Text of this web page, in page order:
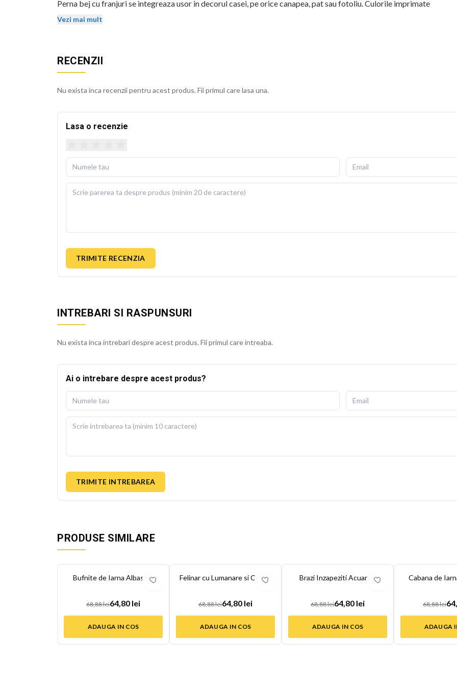
Perna bej cu franjuri se integreaza usor in decorul casei, pe orice canapea, pat sau fotoliu. Culorile imprimate
isi mentin stralucirea si dupa spalari repetate.
cm.
Vezi mai mult
RECENZII
Nu exista inca recenzii pentru acest produs. Fii primul care lasa una.
Lasa o recenzie
TRIMITE RECENZIA
INTREBARI SI RASPUNSURI
Nu exista inca intrebari despre acest produs. Fii primul care intreaba.
Ai o intrebare despre acest produs?
TRIMITE INTREBAREA
PRODUSE SIMILARE
%Bufnite de Iarna Albastre
68,88 lei64,80 lei
ADAUGA IN COS
6%
Felinar cu Lumanare si Conuri
68,88 lei64,80 lei
ADAUGA IN COS
Brazi Inzapeziti Acuarela
68,88 lei64,80 lei
ADAUGA IN COS
%Cabana de
68,88 lei
ADAUGA